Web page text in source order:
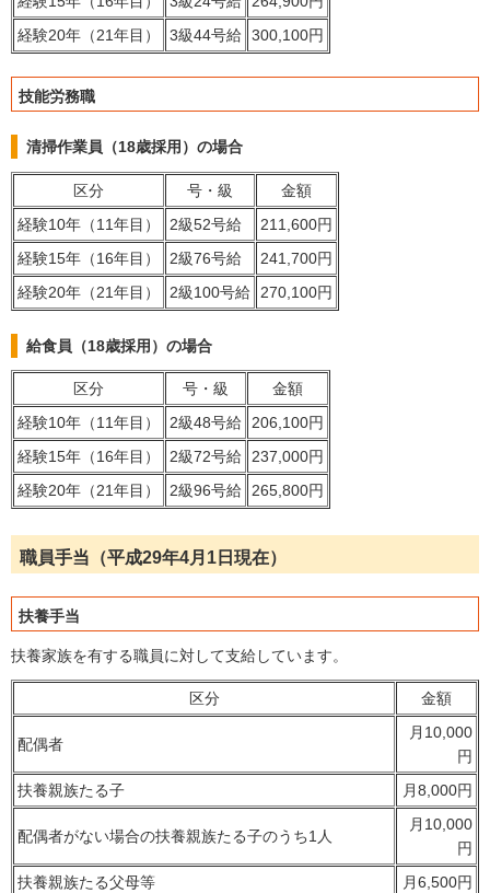
経験20年（21年目）
3級44号給 300,100円
技能労務職
清掃作業員（18歳採用）の場合
区分 号・級
金額
経験10年（11年目）
2級52号給
211,600円
経験15年（16年目）
2級76号給
241,700円
経験20年（21年目）
2級100号給 270,100円
給食員（18歳採用）の場合
区分 号・級
金額
経験10年（11年目）
2級48号給
206,100円
経験15年（16年目）
2級72号給
237,000円
経験20年（21年目）
2級96号給 265,800円
職員手当（平成29年4月1日現在）
扶養手当
扶養家族を有する職員に対して支給しています。
区分 金額
配偶者
月10,000
円
扶養親族たる子
月8,000円
配偶者がない場合の扶養親族たる子のうち1人
月10,000
円
扶養親族たる父母等
月6,500円